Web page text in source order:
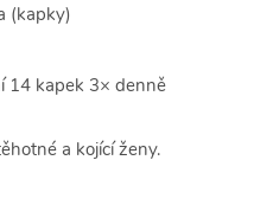
(kapky)
14 kapek 3× denně
a kojící ženy.